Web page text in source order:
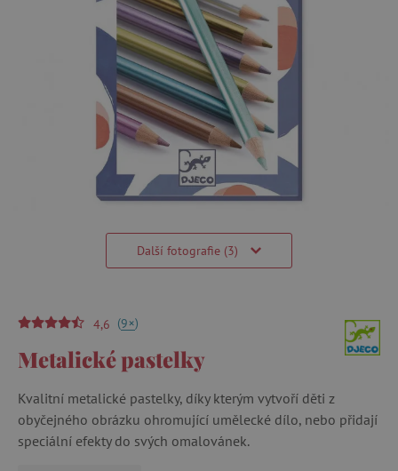
Další fotografie (3)
4,6 (9+)
Metalické pastelky
Kvalitní metalické pastelky, díky kterým vytvoří děti z
obyčejného obrázku ohromující umělecké dílo, nebo přidají
speciální efekty do svých omalovánek.